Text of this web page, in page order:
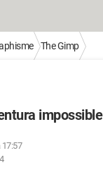
The Gimp
impossible